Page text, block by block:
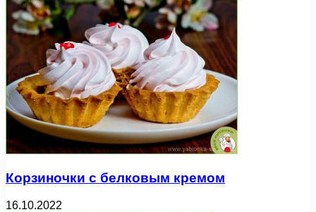
Корзиночки с белковым кремом
16.10.2022